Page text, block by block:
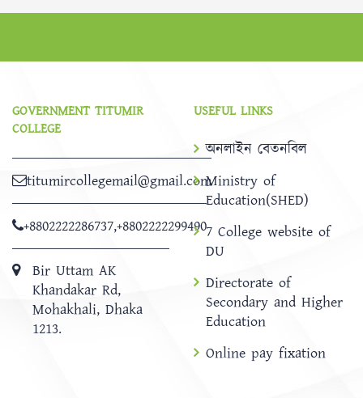
GOVERNMENT TITUMIR
COLLEGE
titumircollegemail@gmail.com
+8802222286737,+8802222299490
Bir Uttam AK
Khandakar Rd,
Mohakhali, Dhaka
1213.
USEFUL LINKS
অনলাইন বেতনবিল
Ministry of
Education(SHED)
7 College website of
DU
Directorate of
Secondary and Higher
Education
Online pay fixation